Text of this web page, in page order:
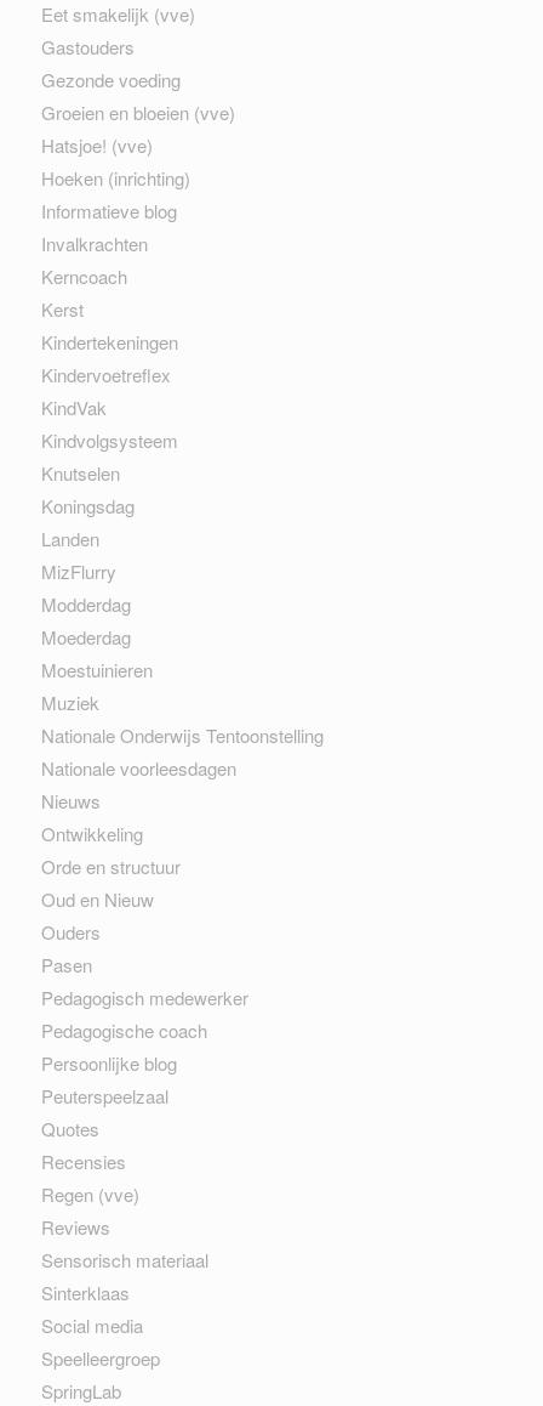
Eet smakelijk (vve)
Gastouders
Gezonde voeding
Groeien en bloeien (vve)
Hatsjoe! (vve)
Hoeken (inrichting)
Informatieve blog
Invalkrachten
Kerncoach
Kerst
Kindertekeningen
Kindervoetreflex
KindVak
Kindvolgsysteem
Knutselen
Koningsdag
Landen
MizFlurry
Modderdag
Moederdag
Moestuinieren
Muziek
Nationale Onderwijs Tentoonstelling
Nationale voorleesdagen
Nieuws
Ontwikkeling
Orde en structuur
Oud en Nieuw
Ouders
Pasen
Pedagogisch medewerker
Pedagogische coach
Persoonlijke blog
Peuterspeelzaal
Quotes
Recensies
Regen (vve)
Reviews
Sensorisch materiaal
Sinterklaas
Social media
Speelleergroep
SpringLab